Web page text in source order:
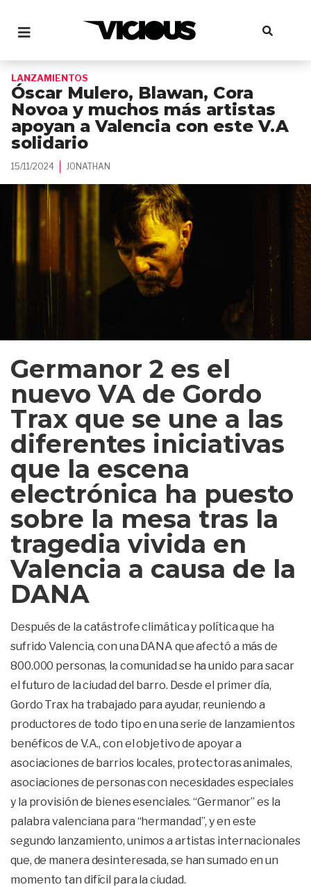
LANZAMIENTOS
Óscar Mulero, Blawan, Cora
Novoa y muchos más artistas
apoyan a Valencia con este V.A
solidario
15/11/2024 JONATHAN
Germanor 2 es el
nuevo VA de Gordo
Trax que se une a las
diferentes iniciativas
que la escena
electrónica ha puesto
sobre la mesa tras la
tragedia vivida en
Valencia a causa de la
DANA
Después de la catástrofe climática y política que ha
sufrido Valencia, con una DANA que afectó a más de
800.000 personas, la comunidad se ha unido para sacar
el futuro de la ciudad del barro. Desde el primer día,
Gordo Trax ha trabajado para ayudar, reuniendo a
productores de todo tipo en una serie de lanzamientos
benéficos de V.A., con el objetivo de apoyar a
asociaciones de barrios locales, protectoras animales,
asociaciones de personas con necesidades especiales
y la provisión de bienes esenciales. “Germanor” es la
palabra valenciana para “hermandad”, y en este
segundo lanzamiento, unimos a artistas internacionales
que, de manera desinteresada, se han sumado en un
momento tan difícil para la ciudad.